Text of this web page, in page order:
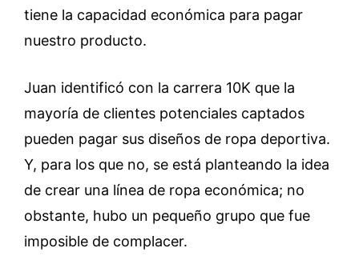
tiene la capacidad económica para pagar
nuestro producto.
Juan identificó con la carrera 10K que la
mayoría de clientes potenciales captados
pueden pagar sus diseños de ropa deportiva.
Y, para los que no, se está planteando la idea
de crear una línea de ropa económica; no
obstante, hubo un pequeño grupo que fue
imposible de complacer.